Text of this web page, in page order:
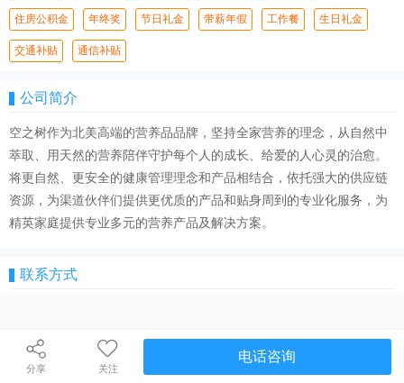
分享 关注
电话咨询
住房公积金 年终奖 节日礼金 带薪年假 工作餐 生日礼金
交通补贴 通信补贴
公司简介
空之树作为北美高端的营养品品牌，坚持全家营养的理念，从自然中
萃取、用天然的营养陪伴守护每个人的成长、给爱的人心灵的治愈。
将更自然、更安全的健康管理理念和产品相结合，依托强大的供应链
资源，为渠道伙伴们提供更优质的产品和贴身周到的专业化服务，为
精英家庭提供专业多元的营养产品及解决方案。
联系方式